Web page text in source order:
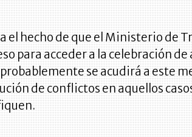
el hecho de que el Ministerio de
para acceder a la celebración
probablemente se acudirá a este
de conflictos en aquellos